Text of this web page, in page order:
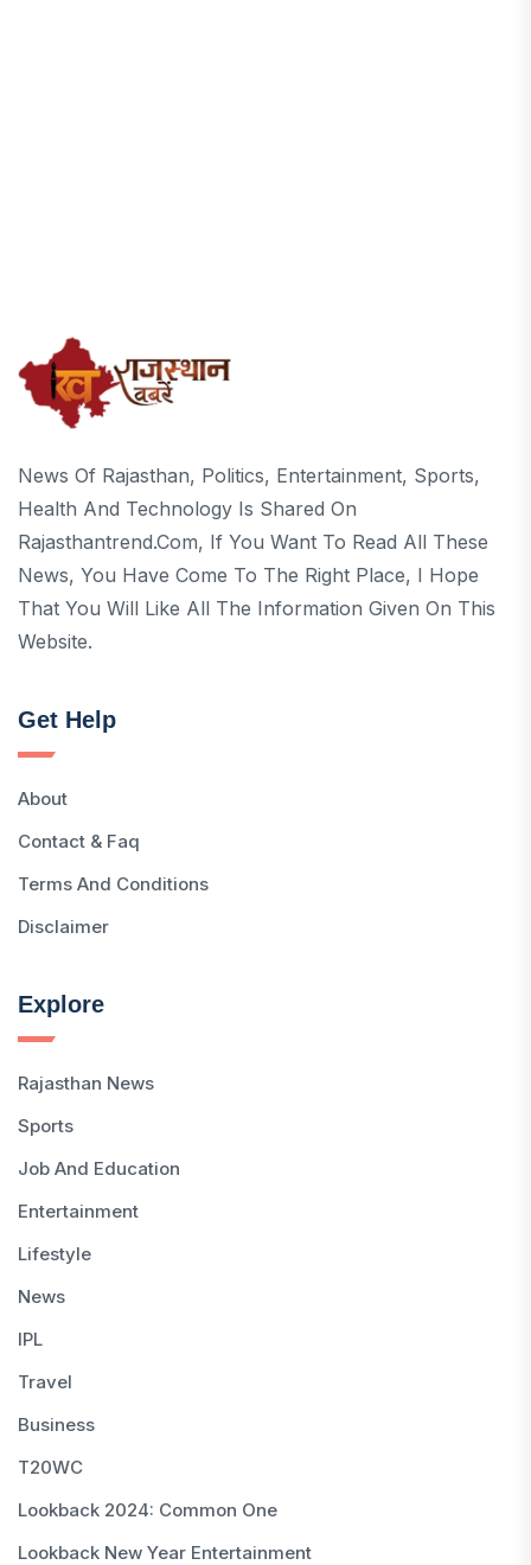
News Of Rajasthan, Politics, Entertainment, Sports,
Health And Technology Is Shared On
Rajasthantrend.com, If You Want To Read All These
News, You Have Come To The Right Place, I Hope
That You Will Like All The Information Given On This
Website.
Get Help
About
Contact & Faq
Terms And Conditions
Disclaimer
Explore
Rajasthan News
Sports
Job And Education
Entertainment
Lifestyle
News
IPL
Travel
Business
T20WC
Lookback 2024: Common One
Lookback New Year Entertainment